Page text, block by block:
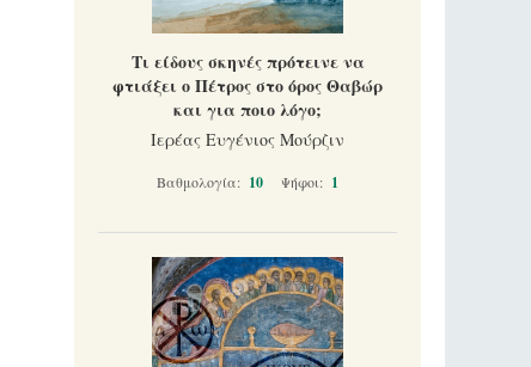
Τι είδους σκηνές πρότεινε να
φτιάξει ο Πέτρος στο όρος Θαβώρ
και για ποιο λόγο;
Ιερέας Ευγένιος Μούρζιν
Βαθμολογία: 10 Ψήφοι: 1